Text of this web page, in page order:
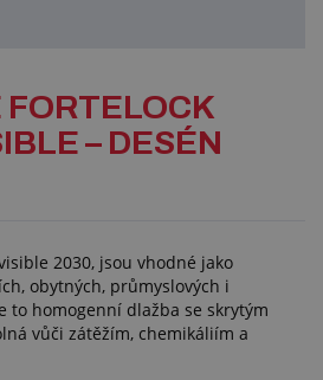
FORTELOCK
– DESÉN
2030, jsou vhodné jako
obytných, průmyslových i
to homogenní dlažba se skrytým
vůči zátěžím, chemikáliím a